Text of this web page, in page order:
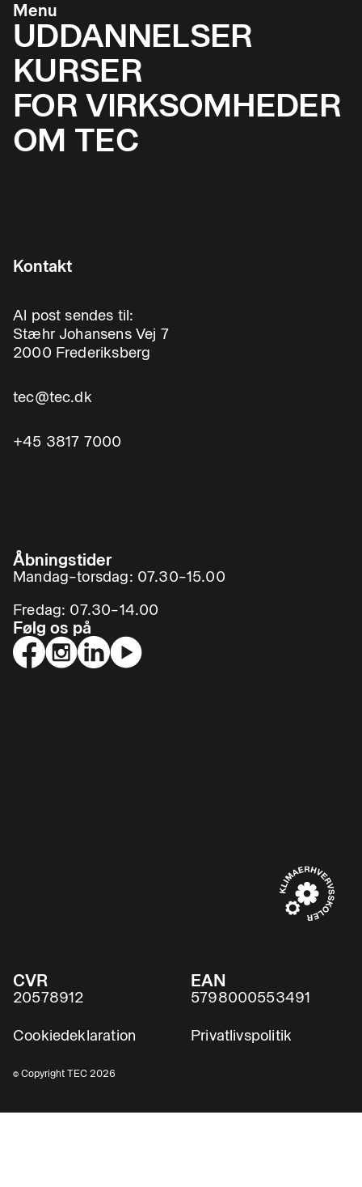
Menu
UDDANNELSER
KURSER
FOR VIRKSOMHEDER
OM TEC
Kontakt
Al post sendes til:
Stæhr Johansens Vej 7
2000 Frederiksberg
tec@tec.dk
+45 3817 7000
Åbningstider
Mandag–torsdag: 07.30–15.00
Fredag: 07.30–14.00
Følg os på
CVR
20578912
EAN
5798000553491
Cookiedeklaration Privatlivspolitik
© Copyright TEC 2026